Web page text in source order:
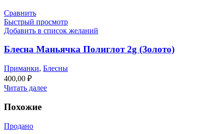
Сравнить
Быстрый просмотр
Добавить в список желаний
Блесна Маньячка Полиглот 2g (Золото)
Приманки, Блесны
400,00 ₽
Читать далее
Похожие
Продано